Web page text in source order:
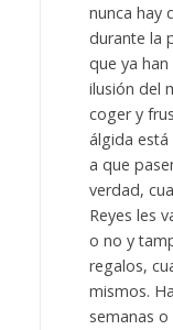
nunca hay
durante la
que ya
ilusión del
coger y
álgida está
a que
verdad,
Reyes les
o no y
regalos,
mismos.
semanas